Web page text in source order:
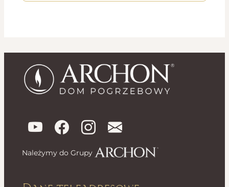
Należymy do Grupy